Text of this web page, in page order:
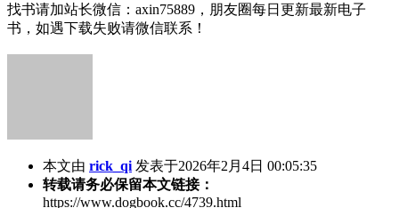
找书请加站长微信：axin75889，朋友圈每日更新最新电子
书，如遇下载失败请微信联系！
本文由 rick_qi 发表于2026年2月4日 00:05:35
转载请务必保留本文链接：
https://www.dogbook.cc/4739.html